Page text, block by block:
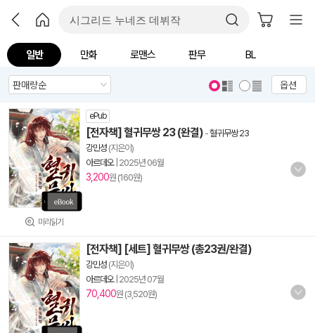
일반 만화 로맨스 판무 BL
옵션
미리읽기
ePub
[전자책] 혈귀무쌍 23 (완결) -혈귀무쌍 23
강민성 (지은이)
아르데오| 2025년 06월
3,200원 (160원)
[전자책] [세트] 혈귀무쌍 (총23권/완결)
강민성 (지은이)
아르데오| 2025년 07월
70,400원 (3,520원)